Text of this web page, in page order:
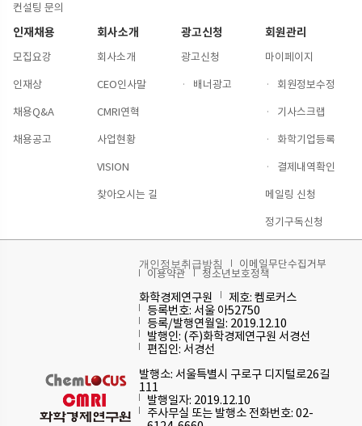
컨설팅 문의
인재채용
모집요강
인재상
채용Q&A
채용공고
회사소개
회사소개
CEO인사말
CMRI연혁
사업현황
VISION
찾아오시는 길
광고신청
광고신청
·
배너광고
회원관리
마이페이지
·
회원정보수정
·
기사스크랩
·
화학기업등록
·
결제내역확인
메일링 신청
정기구독신청
개인정보취급방침 이메일무단수집거부
이용약관 청소년보호정책
화학경제연구원
제호: 켐로커스
등록번호: 서울 아52750
등록/발행연월일: 2019.12.10
발행인: (주)화학경제연구원 서경선
편집인: 서경선
발행소: 서울특별시 구로구 디지털로26길
111
발행일자: 2019.12.10
주사무실 또는 발행소 전화번호: 02-